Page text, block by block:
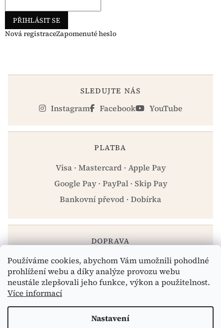
Používáme cookies, abychom Vám umožnili pohodlné
prohlížení webu a díky analýze provozu webu
neustále zlepšovali jeho funkce, výkon a použitelnost.
Více informací
Nastavení
PŘIHLÁSIT SE
Nová registraceZapomenuté heslo
SLEDUJTE NÁS
Instagram Facebook YouTube
PLATBA
Visa · Mastercard · Apple Pay
Google Pay · PayPal · Skip Pay
Bankovní převod · Dobírka
DOPRAVA
Zásilkovna · PPL · Osobní odběr Praha